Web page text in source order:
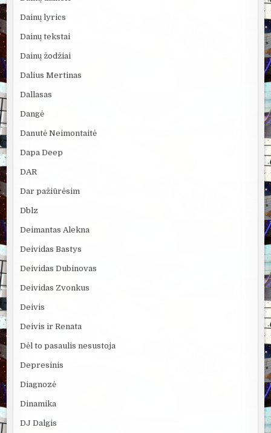
Dainų lyrics
Dainų tekstai
Dainų žodžiai
Dalius Mertinas
Dallasas
Dangė
Danutė Neimontaitė
Dapa Deep
DAR
Dar pažiūrėsim
Dblz
Deimantas Alekna
Deividas Bastys
Deividas Dubinovas
Deividas Zvonkus
Deivis
Deivis ir Renata
Dėl to pasaulis nesustoja
Depresinis
Diagnozė
Dinamika
DJ Dalgis